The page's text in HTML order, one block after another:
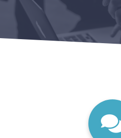
1. Seo voor
2.